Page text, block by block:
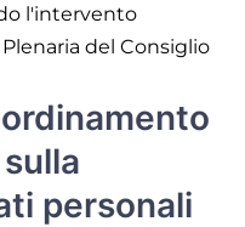
l'intervento
del Consiglio
personali